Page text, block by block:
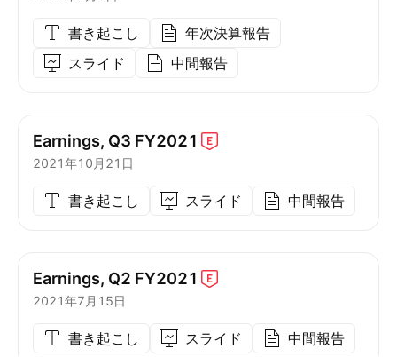
書き起こし
年次決算報告
スライド
中間報告
Earnings, Q3 FY2021
2021年10月21日
書き起こし スライド 中間報告
Earnings, Q2 FY2021
2021年7月15日
書き起こし スライド 中間報告